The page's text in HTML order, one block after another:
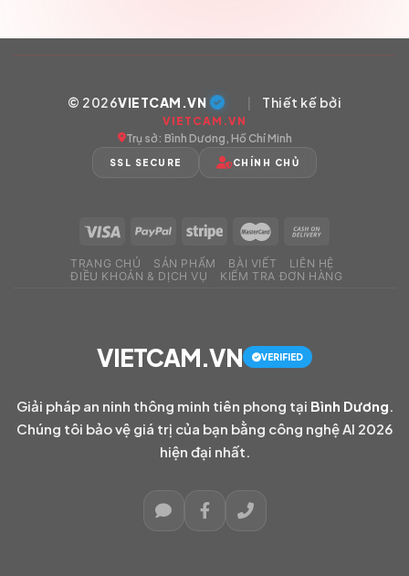
© 2026VIETCAM.VN | Thiết kế bởi
VIETCAM.VN
Trụ sở: Bình Dương, Hồ Chí Minh
SSL SECURE CHÍNH CHỦ
TRANG CHỦ SẢN PHẨM BÀI VIẾT
LIÊN HỆ
ĐIỀU KHOẢN & DỊCH VỤ
KIỂM TRA ĐƠN HÀNG
VIETCAM.VN VERIFIED
Giải pháp an ninh thông minh tiên phong tại Bình Dương
Chúng tôi bảo vệ giá trị của bạn bằng công nghệ AI 2026
hiện đại nhất.